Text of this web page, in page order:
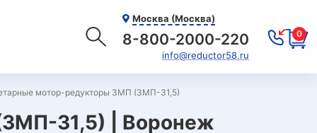
Москва (Москва)
8-800-2000-220
info@reductor58.ru
0
мотор-редукторы 3МП (3МП-31,5)
31,5) | Воронеж